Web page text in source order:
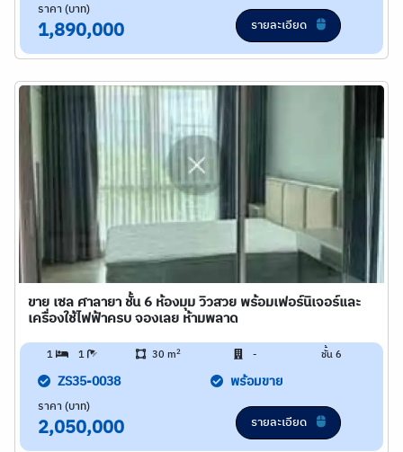
ราคา (บาท)
1,890,000 รายละเอียด
ขาย เซล ศาลายา ชั้น 6 ห้องมุม วิวสวย พร้อมเฟอร์นิเจอร์และ
เครื่องใช้ไฟฟ้าครบ จองเลย ห้ามพลาด
1 1 30 m2 - ชั้น 6
ZS35-0038 พร้อมขาย
ราคา (บาท)
2,050,000 รายละเอียด